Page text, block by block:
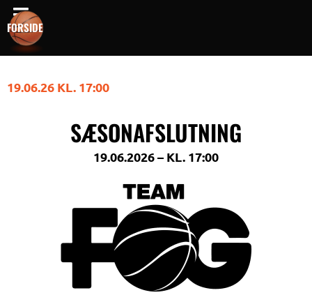
Gå
til
indholdet
FORSIDE
19.06.26 KL. 17:00
SÆSONAFSLUTNING
19.06.2026 – KL. 17:00